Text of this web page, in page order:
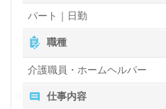
時給：1,226円～ 昇給あり
パート｜日勤
職種
介護職員・ホームヘルパー
仕事内容